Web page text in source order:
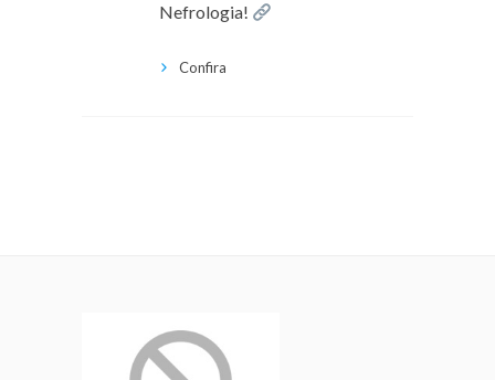
Nefrologia!
Confira